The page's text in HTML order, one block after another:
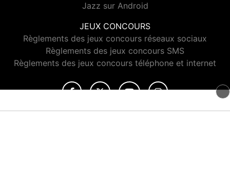
Jazz sur Android
JEUX CONCOURS
Règlements des jeux concours réseaux sociaux
Règlements des jeux concours SMS
Règlements des jeux concours téléphone et internet